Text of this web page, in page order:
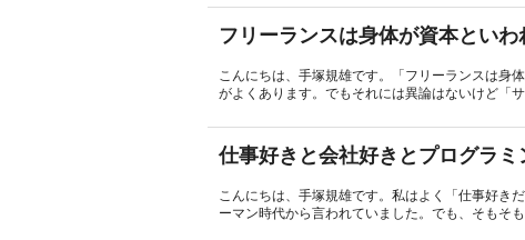
フリーランスは身体が資本といわ
こんにちは、手塚規雄です。「フリーランスは身
がよくあります。でもそれには異論はないけど「
仕事好きと会社好きとプログラミ
こんにちは、手塚規雄です。私はよく「仕事好き
ーマン時代から言われていました。でも、そもそ